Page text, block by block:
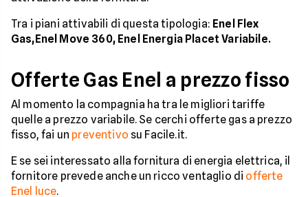
Tra i piani attivabili di questa tipologia: Enel Flex
Gas,Enel Move 360, Enel Energia Placet Variabile.
Offerte Gas Enel a prezzo fisso
Al momento la compagnia ha tra le migliori tariffe
quelle a prezzo variabile. Se cerchi offerte gas a prezzo
fisso, fai un preventivo su Facile.it.
E se sei interessato alla fornitura di energia elettrica, il
fornitore prevede anche un ricco ventaglio di offerte
Enel luce.